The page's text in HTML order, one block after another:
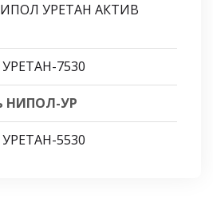
УРЕТАН АКТИВ
7530
НИПОЛ-УР
5530